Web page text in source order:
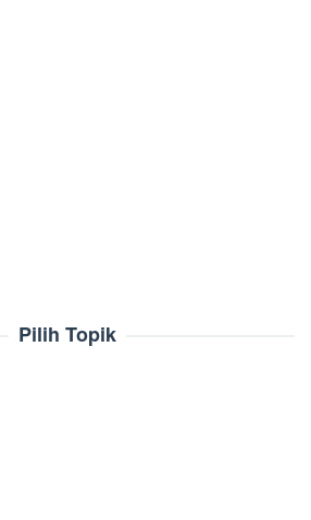
Pilih Topik